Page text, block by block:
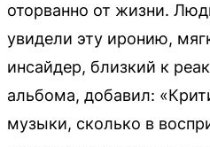
оторванно от жизни.
увидели эту иронию,
инсайдер, близкий к
альбома, добавил:
музыки, сколько в